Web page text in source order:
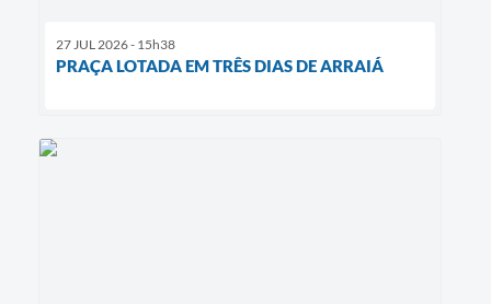
27 JUL 2026 - 15h38
PRAÇA LOTADA EM TRÊS DIAS DE ARRAIÁ